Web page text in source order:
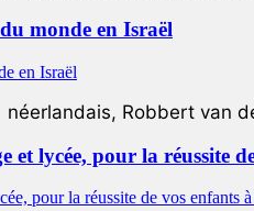
monde en Israël
Robbert van
et lycée, pour la réussite